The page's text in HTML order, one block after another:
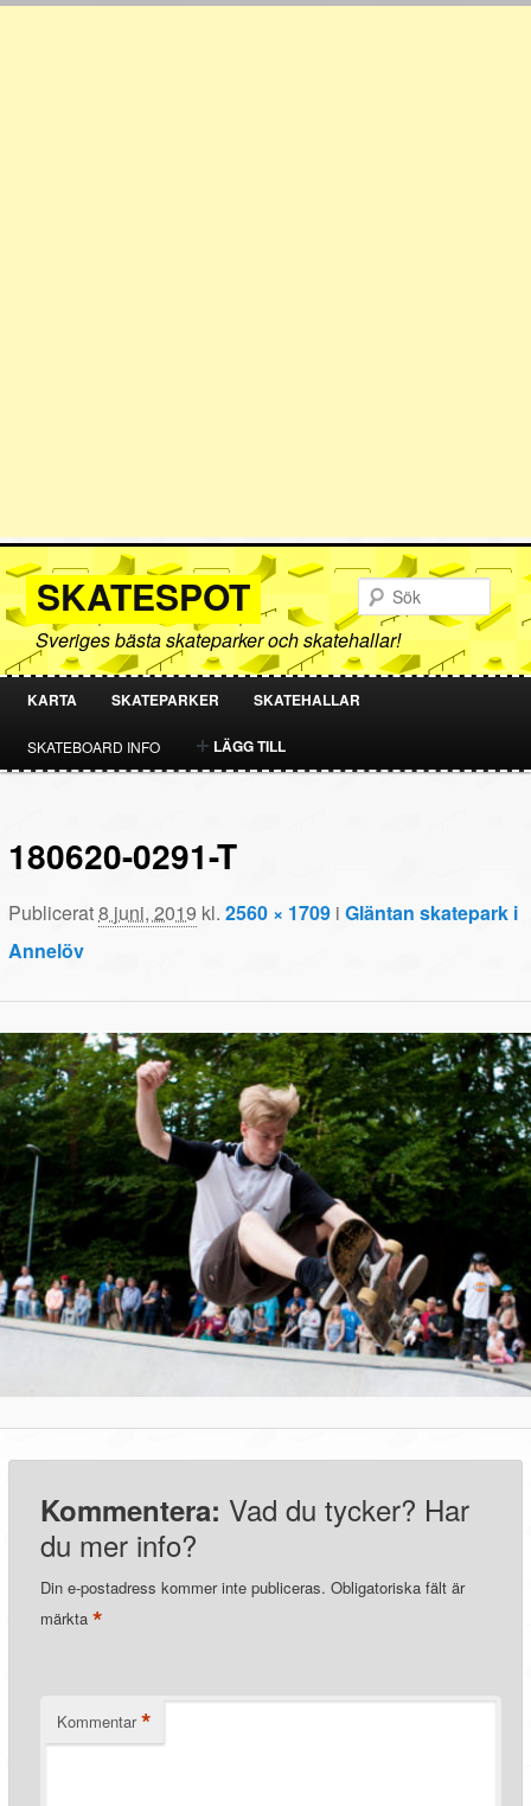
SKATESPOT
Sveriges bästa skateparker och skatehallar!
HOPPA
TILL
HOPPA
TILL
KARTA SKATEPARKER SKATEHALLAR
SKATEBOARD INFO LÄGG TILL
180620-0291-T
Publicerat8 juni, 2019 kl.2560 × 1709 iGläntan skatepark i
Annelöv
Kommentera: Vad du tycker? Har
du mer info?
Din e-postadress kommer inte publiceras. Obligatoriska fält är
märkta*
Kommentar *